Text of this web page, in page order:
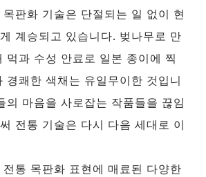
판화 기술은 단절되는 일 없이 현
계승되고 있습니다. 벚나무로 만
먹과 수성 안료로 일본 종이에 찍
경쾌한 색채는 유일무이한 것입니
의 마음을 사로잡는 작품들을 끊임
전통 기술은 다시 다음 세대로 이
통 목판화 표현에 매료된 다양한